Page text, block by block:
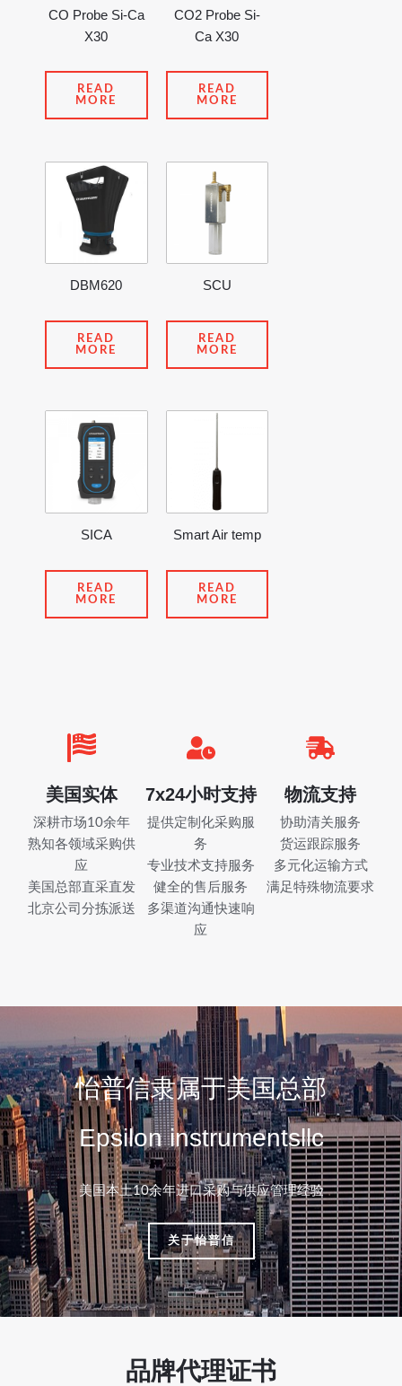
CO Probe Si-Ca
X30
READ
MORE
CO2 Probe Si-
Ca X30
READ
MORE
DBM620
READ
MORE
SCU
READ
MORE
SICA
READ
MORE
Smart Air temp
READ
MORE
美国实体
深耕市场10余年
熟知各领域采购供
应
美国总部直采直发
北京公司分拣派送
7x24小时支持
提供定制化采购服
务
专业技术支持服务
健全的售后服务
多渠道沟通快速响
应
物流支持
协助清关服务
货运跟踪服务
多元化运输方式
满足特殊物流要求
怡普信隶属于美国总部
Epsilon instrumentsllc
美国本土10余年进口采购与供应管理经验
关于怡普信
品牌代理证书